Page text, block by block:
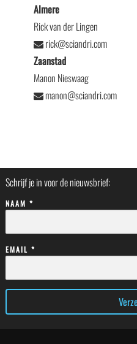
Almere
Rick van der Lingen
rick@sciandri.com
Zaanstad
Manon Nieswaag
manon@sciandri.com
Schrijf je in voor de nieuwsbrief:
NAAM *
EMAIL *